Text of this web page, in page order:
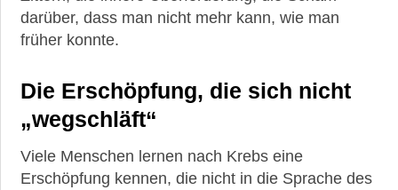
darüber, dass man nicht mehr kann, wie man
früher konnte.
Die Erschöpfung, die sich nicht
„wegschläft“
Viele Menschen lernen nach Krebs eine
Erschöpfung kennen, die nicht in die Sprache des